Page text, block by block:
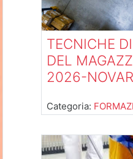
TECNICHE
DEL
2026-
Categoria: